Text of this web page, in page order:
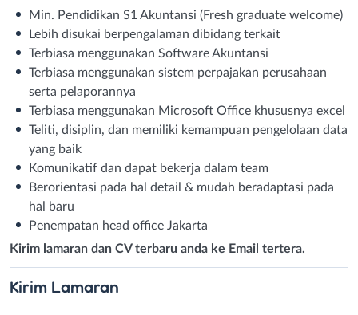
Min. Pendidikan S1 Akuntansi (Fresh graduate welcome)
Lebih disukai berpengalaman dibidang terkait
Terbiasa menggunakan Software Akuntansi
Terbiasa menggunakan sistem perpajakan perusahaan
serta pelaporannya
Terbiasa menggunakan Microsoft Office khususnya excel
Teliti, disiplin, dan memiliki kemampuan pengelolaan data
yang baik
Komunikatif dan dapat bekerja dalam team
Berorientasi pada hal detail & mudah beradaptasi pada
hal baru
Penempatan head office Jakarta
Kirim lamaran dan CV terbaru anda ke Email tertera.
Kirim Lamaran